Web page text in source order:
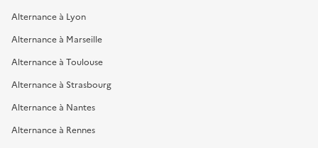
Alternance à Lyon
Alternance à Marseille
Alternance à Toulouse
Alternance à Strasbourg
Alternance à Nantes
Alternance à Rennes